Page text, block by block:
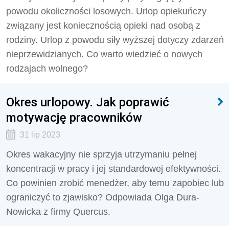
powodu okoliczności losowych. Urlop opiekuńczy
związany jest koniecznością opieki nad osobą z
rodziny. Urlop z powodu siły wyższej dotyczy zdarzeń
nieprzewidzianych. Co warto wiedzieć o nowych
rodzajach wolnego?
Okres urlopowy. Jak poprawić
motywację pracowników
31 lip 2023
Okres wakacyjny nie sprzyja utrzymaniu pełnej
koncentracji w pracy i jej standardowej efektywności.
Co powinien zrobić menedżer, aby temu zapobiec lub
ograniczyć to zjawisko? Odpowiada Olga Dura-
Nowicka z firmy Quercus.